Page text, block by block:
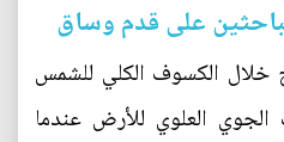
على قدم وساق
خلال الكسوف الكلي للشمس
الجوي العلوي للأرض عندما